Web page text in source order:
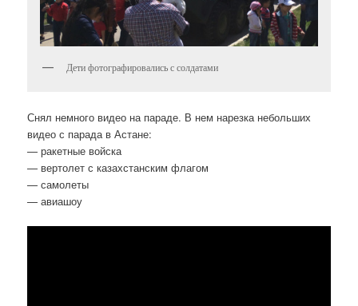
Дети фотографировались с солдатами
Снял немного видео на параде. В нем нарезка небольших
видео с парада в Астане:
— ракетные войска
— вертолет с казахстанским флагом
— самолеты
— авиашоу